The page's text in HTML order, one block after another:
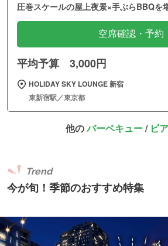
圧巻スケールの屋上夜景×手ぶらBBQを
空席確認・予約
平均予算 3,000円
HOLIDAY SKY LOUNGE 新宿
東新宿駅／東京都
他のバーベキュー/ ビ
今が旬！季節のおすすめ特集
Trend